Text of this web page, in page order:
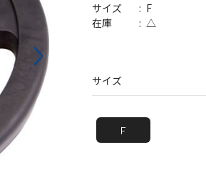
バッグ
サイズ F
在庫 △
サイズ
F